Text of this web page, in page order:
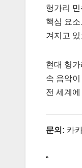
헝가리
핵심 요
겨지고
현대 헝
속 음악
전 세계
문의: 카
“